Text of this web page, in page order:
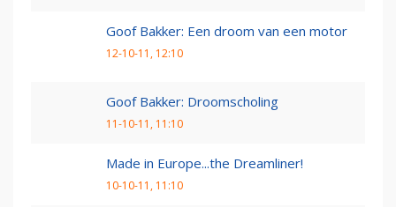
Goof Bakker: Een droom van een motor
12-10-11, 12:10
Goof Bakker: Droomscholing
11-10-11, 11:10
Made in Europe...the Dreamliner!
10-10-11, 11:10